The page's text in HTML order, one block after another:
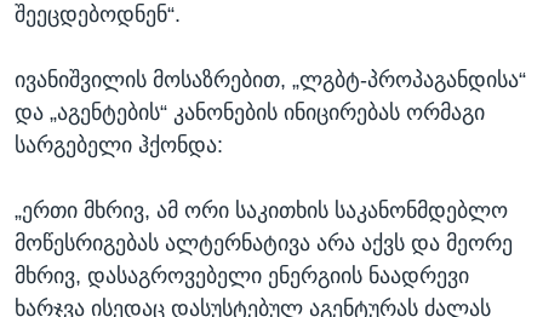
შეეცდებოდნენ“.
ივანიშვილის მოსაზრებით, „ლგბტ-პროპაგანდისა“
და „აგენტების“ კანონების ინიცირებას ორმაგი
სარგებელი ჰქონდა:
„ერთი მხრივ, ამ ორი საკითხის საკანონმდებლო
მოწესრიგებას ალტერნატივა არა აქვს და მეორე
მხრივ, დასაგროვებელი ენერგიის ნაადრევი
ხარჯვა ისედაც დასუსტებულ აგენტურას ძალას